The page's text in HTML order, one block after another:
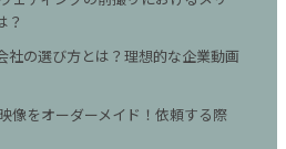
？
社の選び方とは？理想的な企業動画
像をオーダーメイド！依頼する際